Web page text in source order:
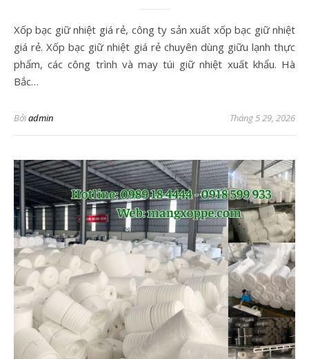
Xốp bạc giữ nhiệt giá rẻ, công ty sản xuất xốp bạc giữ nhiệt
giá rẻ. Xốp bạc giữ nhiệt giá rẻ chuyên dùng giữu lạnh thực
phẩm, các công trình và may túi giữ nhiệt xuất khẩu. Hà
Bắc…
Bởiadmin Tháng 5 29, 2026